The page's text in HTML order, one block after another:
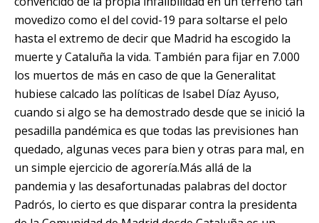
movedizo como el del covid-19 para soltarse el pelo
hasta el extremo de decir que Madrid ha escogido la
muerte y Cataluña la vida. También para fijar en 7.000
los muertos de más en caso de que la Generalitat
hubiese calcado las políticas de Isabel Díaz Ayuso,
cuando si algo se ha demostrado desde que se inició la
pesadilla pandémica es que todas las previsiones han
quedado, algunas veces para bien y otras para mal, en
un simple ejercicio de agorería.Más allá de la
pandemia y las desafortunadas palabras del doctor
Padrós, lo cierto es que disparar contra la presidenta